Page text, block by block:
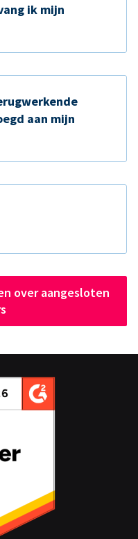
ik mijn
aan mijn
over aangesloten